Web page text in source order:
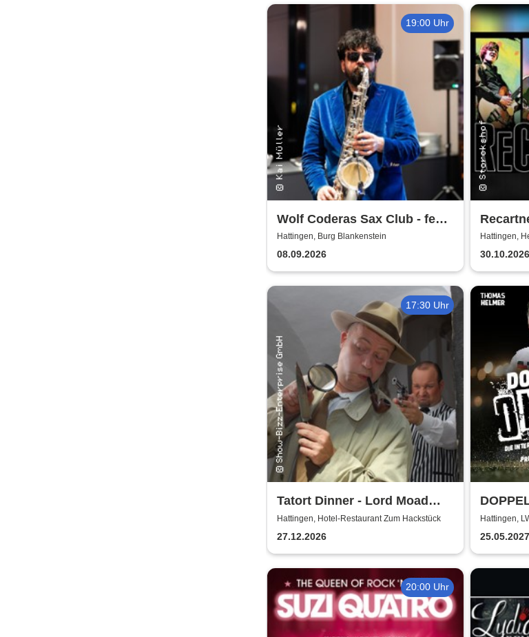
19:00 Uhr
Wolf Coderas Sax Club - feat.
DJ macami
Hattingen, Burg Blankenstein
08.09.2026
Hattingen,
30.10.2026
17:30 Uhr
Tatort Dinner - Lord Moad
lässt bitten!
Hattingen, Hotel-Restaurant Zum Hackstück
27.12.2026
Hattingen,
25.05.2027
20:00 Uhr